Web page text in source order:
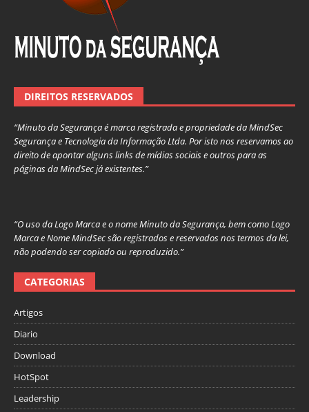
DIREITOS RESERVADOS
“Minuto da Segurança é marca registrada e propriedade da MindSec
Segurança e Tecnologia da Informação Ltda. Por isto nos reservamos ao
direito de apontar alguns links de mídias sociais e outros para as
páginas da MindSec já existentes.”
“O uso da Logo Marca e o nome Minuto da Segurança, bem como Logo
Marca e Nome MindSec são registrados e reservados nos termos da lei,
não podendo ser copiado ou reproduzido.”
CATEGORIAS
Artigos
Diario
Download
HotSpot
Leadership